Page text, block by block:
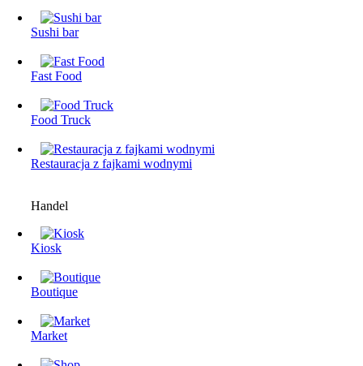
Sushi bar
Fast Food
Food Truck
Restauracjа z fajkami wodnymi
Handel
Kiosk
Boutique
Market